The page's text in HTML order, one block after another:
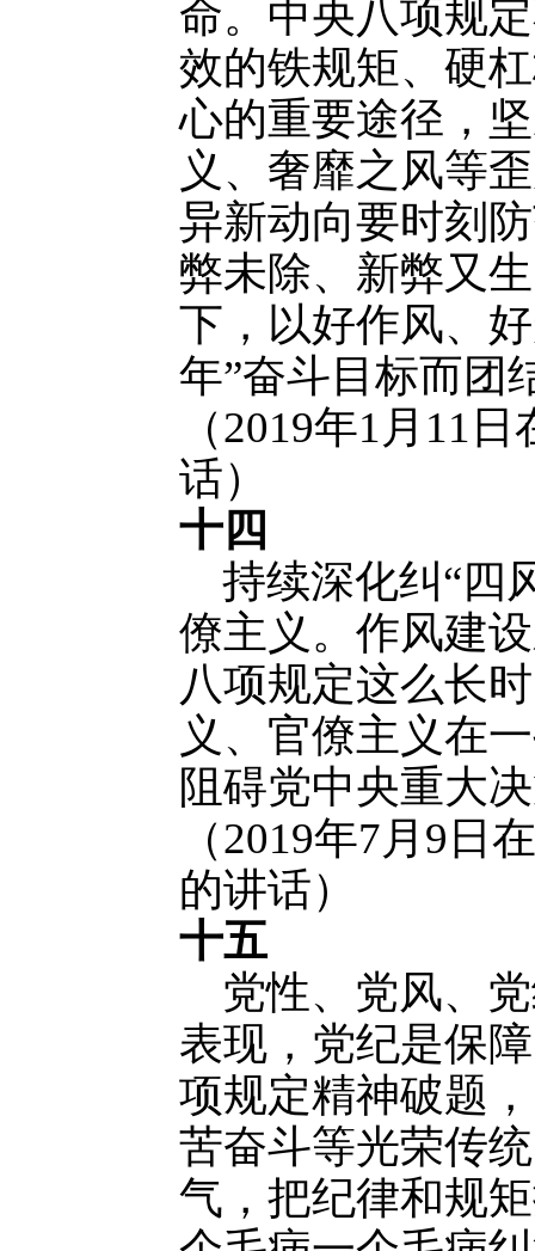
命。中央八项规
效的铁规矩、硬
心的重要途径，
义、奢靡之风等
异新动向要时刻
弊未除、新弊又
下，以好作风、
年”奋斗目标而团
（2019年1月11
话）
十四
持续深化纠“四
僚主义。作风建
八项规定这么长
义、官僚主义在
阻碍党中央重大
（2019年7月9日
的讲话）
十五
党性、党风、
表现，党纪是保
项规定精神破题
苦奋斗等光荣传
气，把纪律和规